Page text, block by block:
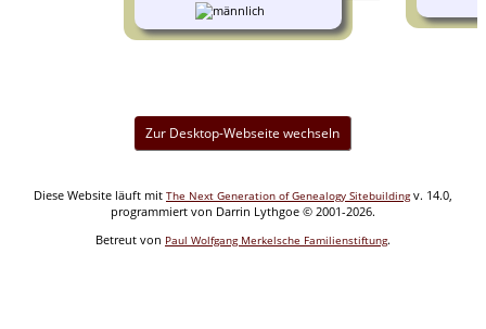
Zur Desktop-Webseite wechseln
Diese Website läuft mit The Next Generation of Genealogy Sitebuildingv. 14.0,
programmiert von Darrin Lythgoe © 2001-2026.
Betreut von Paul Wolfgang Merkelsche Familienstiftung.